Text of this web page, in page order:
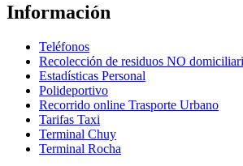
Información
Teléfonos
Recolección de residuos NO
Estadísticas Personal
Polideportivo
Recorrido online Trasporte Urbano
Tarifas Taxi
Terminal Chuy
Terminal Rocha